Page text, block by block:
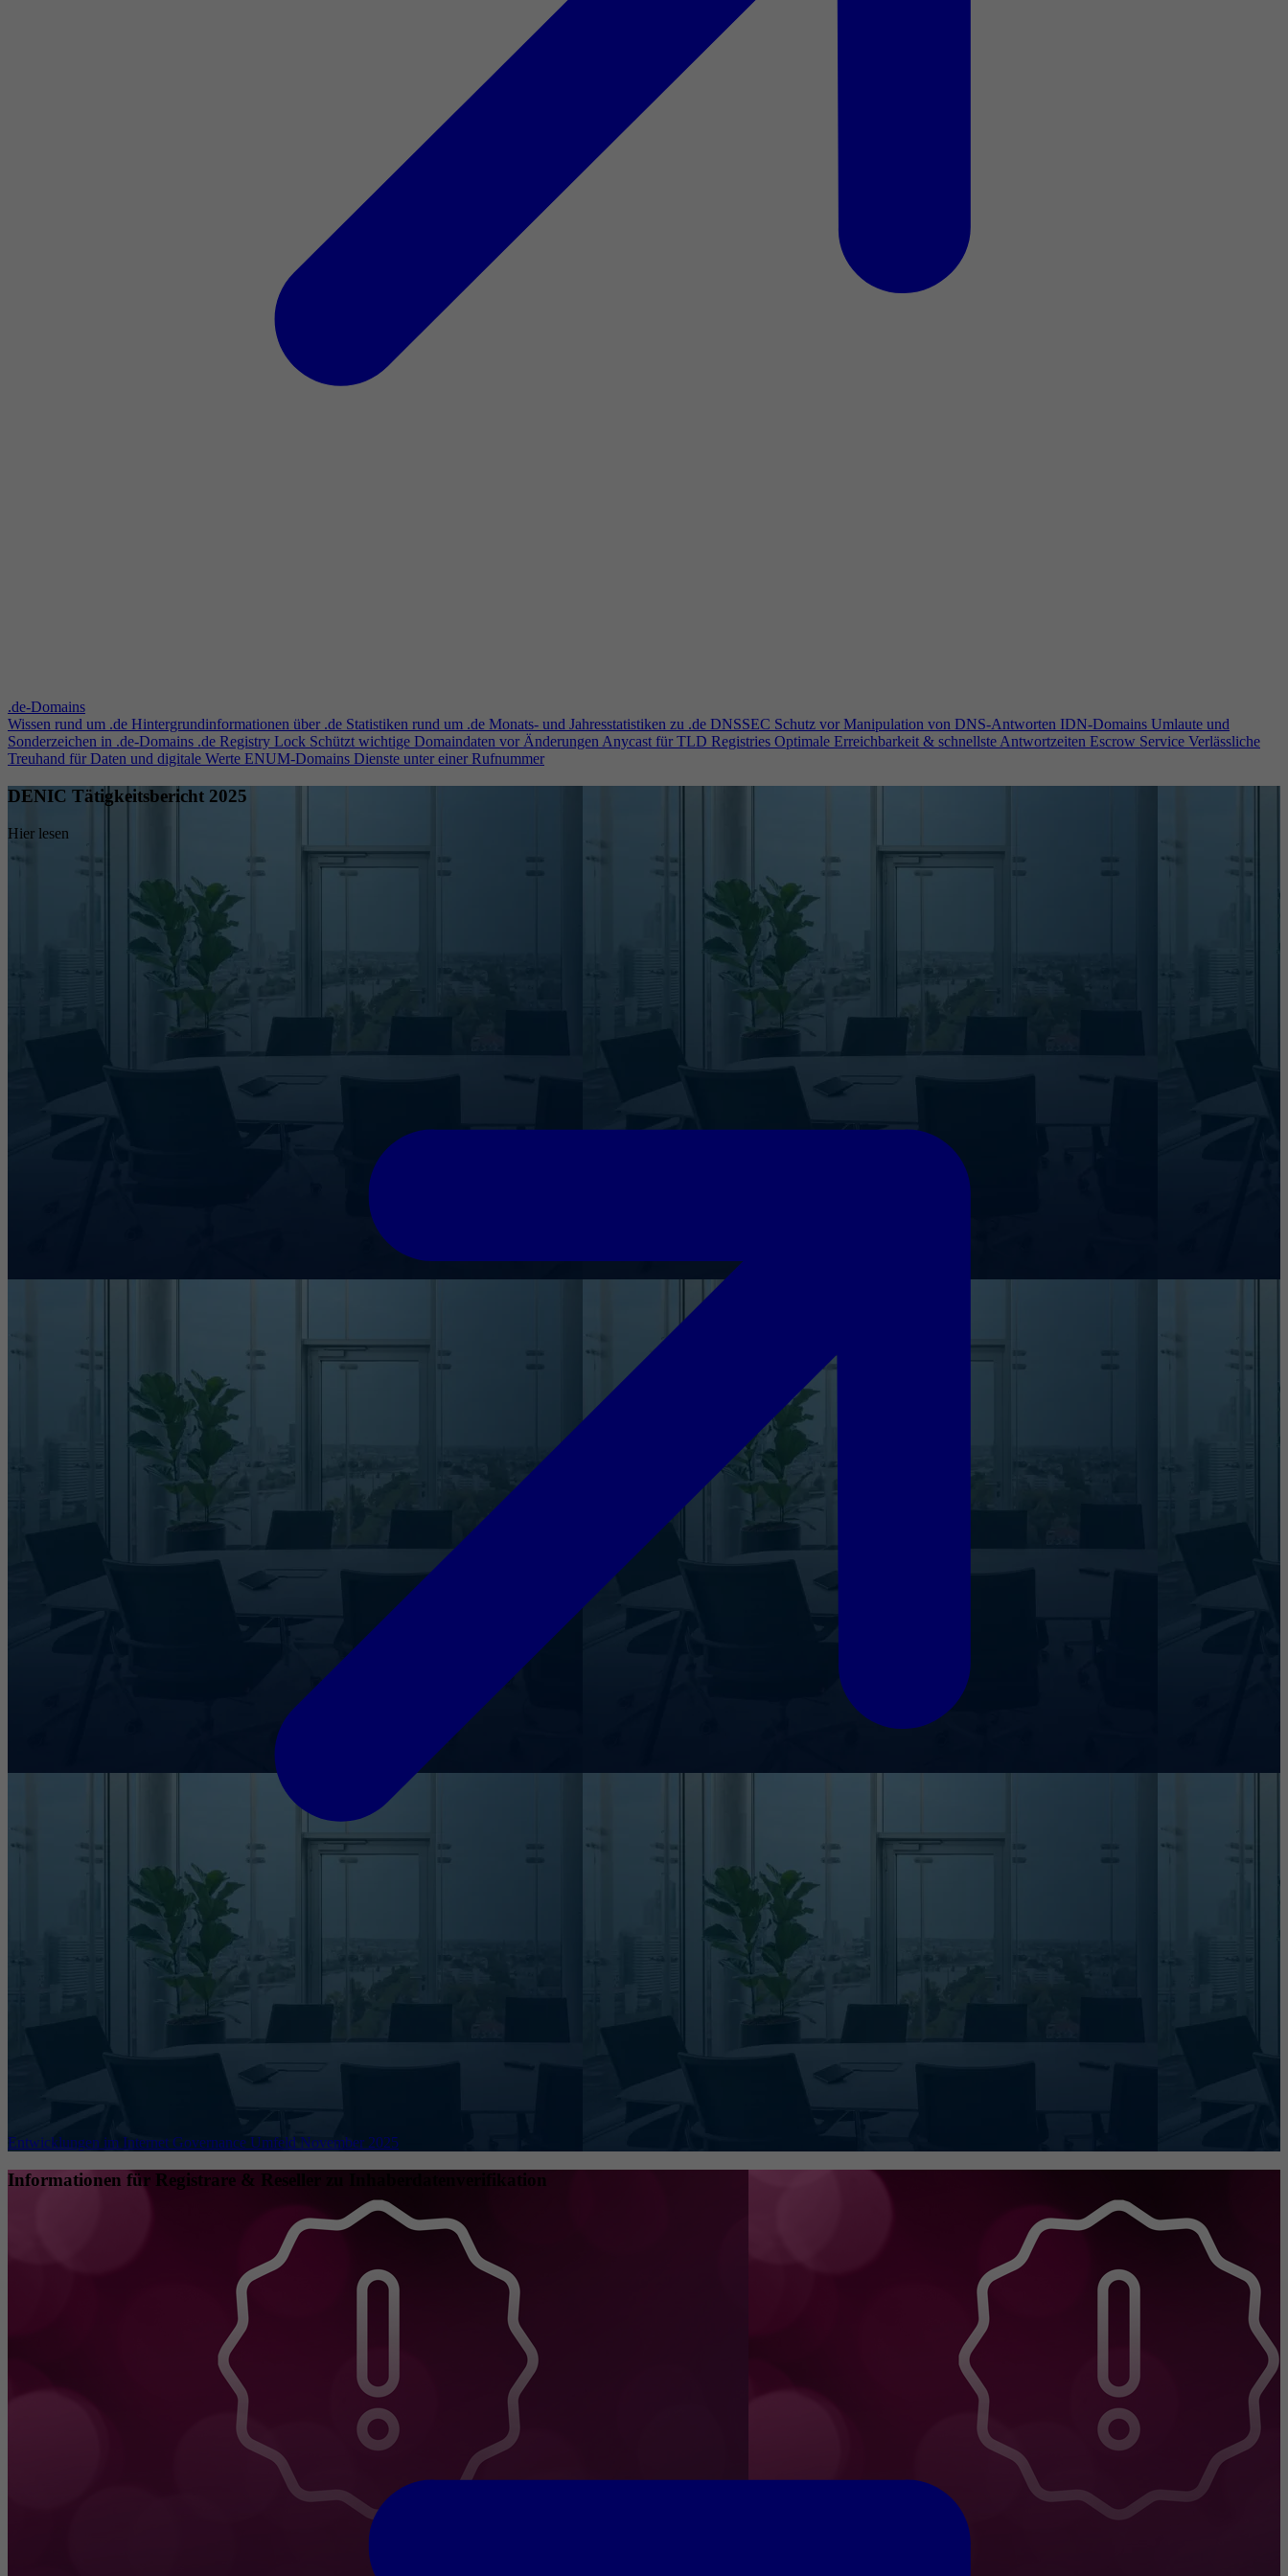
.de-Domains
Wissen rund um .de Hintergrundinformationen über .de Statistiken rund um .de Monats- und Jahresstatistiken zu .de DNSSEC Schutz vor Manipulation von DNS-Antworten IDN-Domains Umlaute und
Sonderzeichen in .de-Domains .de Registry Lock Schützt wichtige Domaindaten vor ÄnderungenAnycast für TLD Registries Optimale Erreichbarkeit & schnellste Antwortzeiten Escrow Service Verlässliche
Treuhand für Daten und digitale Werte ENUM-Domains Dienste unter einer Rufnummer
DENIC Tätigkeitsbericht 2025
Hier lesen
Entwicklungen im Internet Governance Umfeld November 2025
Informationen für Registrare & Reseller zu Inhaberdatenverifikation